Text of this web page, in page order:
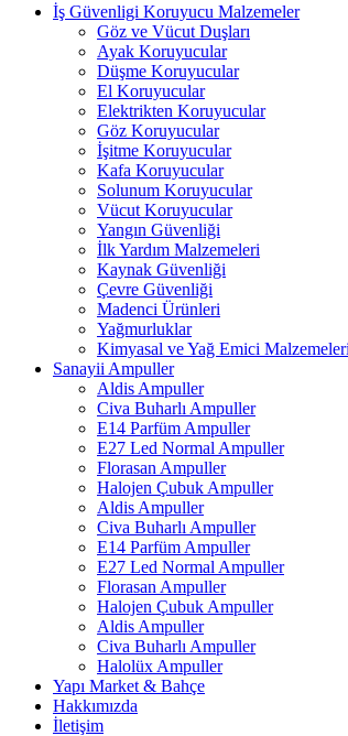
İş Güvenligi Koruyucu Malzemeler
Göz ve Vücut Duşları
Ayak Koruyucular
Düşme Koruyucular
El Koruyucular
Elektrikten Koruyucular
Göz Koruyucular
İşitme Koruyucular
Kafa Koruyucular
Solunum Koruyucular
Vücut Koruyucular
Yangın Güvenliği
İlk Yardım Malzemeleri
Kaynak Güvenliği
Çevre Güvenliği
Madenci Ürünleri
Yağmurluklar
Kimyasal ve Yağ Emici Malzemeleri
Sanayii Ampuller
Aldis Ampuller
Civa Buharlı Ampuller
E14 Parfüm Ampuller
E27 Led Normal Ampuller
Florasan Ampuller
Halojen Çubuk Ampuller
Aldis Ampuller
Civa Buharlı Ampuller
E14 Parfüm Ampuller
E27 Led Normal Ampuller
Florasan Ampuller
Halojen Çubuk Ampuller
Aldis Ampuller
Civa Buharlı Ampuller
Halolüx Ampuller
Yapı Market & Bahçe
Hakkımızda
İletişim